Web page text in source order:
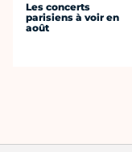
Les concerts
parisiens à voir en
août